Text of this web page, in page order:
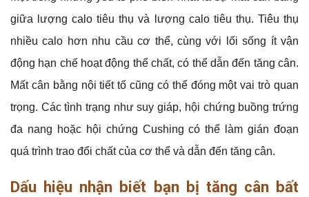
giữa lượng calo tiêu thụ và lượng calo tiêu thụ. Tiêu thụ
nhiều calo hơn nhu cầu cơ thể, cùng với lối sống ít vận
động hạn chế hoạt động thể chất, có thể dẫn đến tăng cân.
Mất cân bằng nội tiết tố cũng có thể đóng một vai trò quan
trọng. Các tình trạng như suy giáp, hội chứng buồng trứng
đa nang hoặc hội chứng Cushing có thể làm gián đoạn
quá trình trao đổi chất của cơ thể và dẫn đến tăng cân.
Dấu hiệu nhận biết bạn bị tăng cân bất